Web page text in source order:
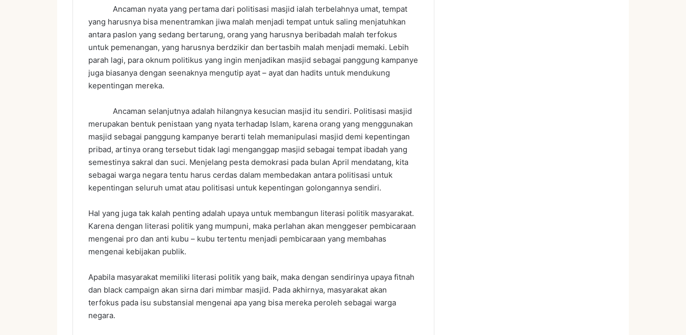
Ancaman nyata yang pertama dari politisasi masjid ialah terbelahnya umat, tempat
yang harusnya bisa menentramkan jiwa malah menjadi tempat untuk saling menjatuhkan
antara paslon yang sedang bertarung, orang yang harusnya beribadah malah terfokus
untuk pemenangan, yang harusnya berdzikir dan bertasbih malah menjadi memaki. Lebih
parah lagi, para oknum politikus yang ingin menjadikan masjid sebagai panggung kampanye
juga biasanya dengan seenaknya mengutip ayat – ayat dan hadits untuk mendukung
kepentingan mereka.
Ancaman selanjutnya adalah hilangnya kesucian masjid itu sendiri. Politisasi masjid
merupakan bentuk penistaan yang nyata terhadap Islam, karena orang yang menggunakan
masjid sebagai panggung kampanye berarti telah memanipulasi masjid demi kepentingan
pribad, artinya orang tersebut tidak lagi menganggap masjid sebagai tempat ibadah yang
semestinya sakral dan suci. Menjelang pesta demokrasi pada bulan April mendatang, kita
sebagai warga negara tentu harus cerdas dalam membedakan antara politisasi untuk
kepentingan seluruh umat atau politisasi untuk kepentingan golongannya sendiri.
Hal yang juga tak kalah penting adalah upaya untuk membangun literasi politik masyarakat.
Karena dengan literasi politik yang mumpuni, maka perlahan akan menggeser pembicaraan
mengenai pro dan anti kubu – kubu tertentu menjadi pembicaraan yang membahas
mengenai kebijakan publik.
Apabila masyarakat memiliki literasi politik yang baik, maka dengan sendirinya upaya fitnah
dan black campaign akan sirna dari mimbar masjid. Pada akhirnya, masyarakat akan
terfokus pada isu substansial mengenai apa yang bisa mereka peroleh sebagai warga
negara.